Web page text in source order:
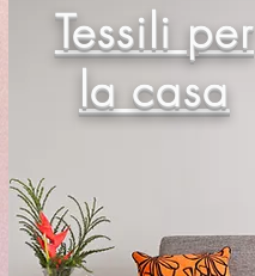
Tessili per
la casa